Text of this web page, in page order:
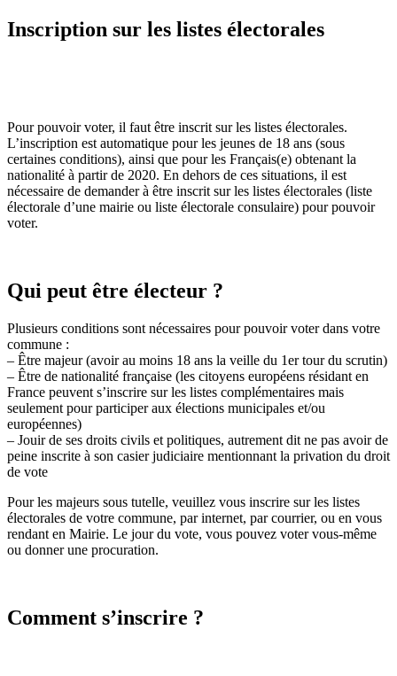
Inscription sur les listes électorales
Pour pouvoir voter, il faut être inscrit sur les listes électorales.
L’inscription est automatique pour les jeunes de 18 ans (sous
certaines conditions), ainsi que pour les Français(e) obtenant la
nationalité à partir de 2020. En dehors de ces situations, il est
nécessaire de demander à être inscrit sur les listes électorales (liste
électorale d’une mairie ou liste électorale consulaire) pour pouvoir
voter.
Qui peut être électeur ?
Plusieurs conditions sont nécessaires pour pouvoir voter dans votre
commune :
– Être majeur (avoir au moins 18 ans la veille du 1er tour du scrutin)
– Être de nationalité française (les citoyens européens résidant en
France peuvent s’inscrire sur les listes complémentaires mais
seulement pour participer aux élections municipales et/ou
européennes)
– Jouir de ses droits civils et politiques, autrement dit ne pas avoir de
peine inscrite à son casier judiciaire mentionnant la privation du droit
de vote
Pour les majeurs sous tutelle, veuillez vous inscrire sur les listes
électorales de votre commune, par internet, par courrier, ou en vous
rendant en Mairie. Le jour du vote, vous pouvez voter vous-même
ou donner une procuration.
Comment s’inscrire ?